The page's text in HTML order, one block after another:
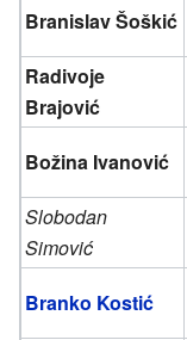
Branislav Šoškić
Radivoje
Brajović
Božina Ivanović
Slobodan
Simović
Branko Kostić